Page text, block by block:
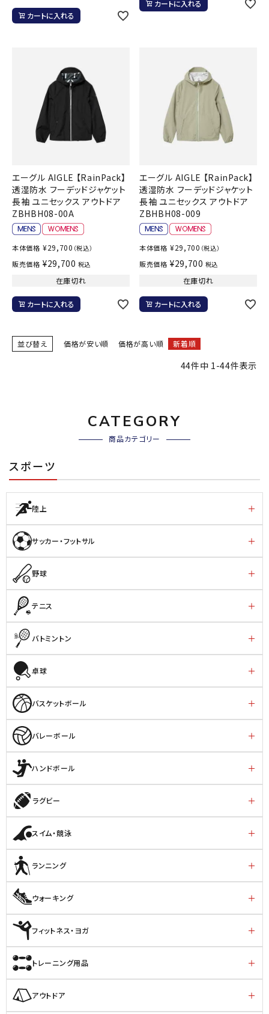
カートに入れる
カートに入れる
エーグル AIGLE 【RainPack】
透湿防水 フーデッドジャケット
長袖 ユニセックス アウトドア
ZBHBH08-00A
本体価格 ¥29,700 （税込）
販売価格 ¥29,700 税込
在庫切れ
カートに入れる
エーグル AIGLE 【RainPack】
透湿防水 フーデッドジャケット
長袖 ユニセックス アウトドア
ZBHBH08-009
本体価格 ¥29,700 （税込）
販売価格 ¥29,700 税込
在庫切れ
カートに入れる
並び替え 価格が安い順 価格が高い順 新着順
44件中 1-44件表示
CATEGORY
商品カテゴリー
スポーツ
陸上
サッカー・フットサル
野球
テニス
バトミントン
卓球
バスケットボール
バレーボール
ハンドボール
ラグビー
スイム・競泳
ランニング
ウォーキング
フィットネス・ヨガ
トレーニング用品
アウトドア